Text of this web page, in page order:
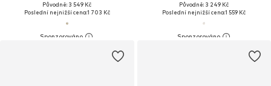
Původně: 3 549 Kč
Poslední nejnižší cena:1 703 Kč
Původně: 3 249 Kč
Poslední nejnižší cena:1 559 Kč